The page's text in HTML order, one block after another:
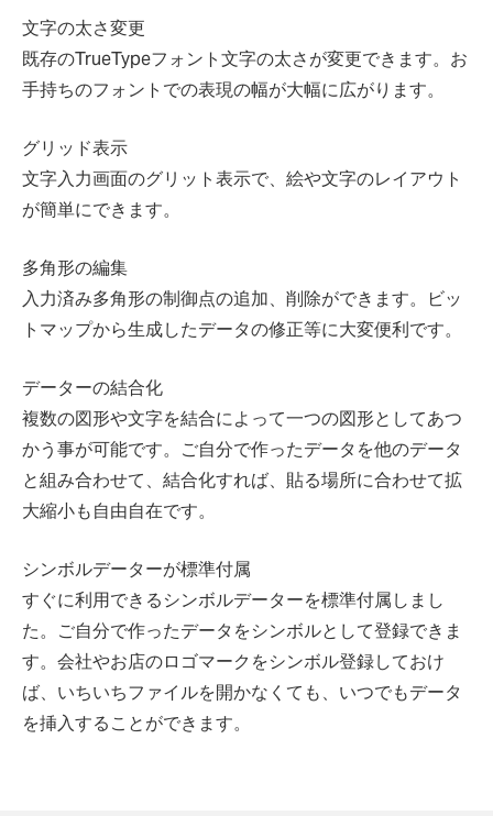
文字の太さ変更
既存のTrueTypeフォント文字の太さが変更できます。お
手持ちのフォントでの表現の幅が大幅に広がります。
グリッド表示
文字入力画面のグリット表示で、絵や文字のレイアウト
が簡単にできます。
多角形の編集
入力済み多角形の制御点の追加、削除ができます。ビッ
トマップから生成したデータの修正等に大変便利です。
データーの結合化
複数の図形や文字を結合によって一つの図形としてあつ
かう事が可能です。ご自分で作ったデータを他のデータ
と組み合わせて、結合化すれば、貼る場所に合わせて拡
大縮小も自由自在です。
シンボルデーターが標準付属
すぐに利用できるシンボルデーターを標準付属しまし
た。ご自分で作ったデータをシンボルとして登録できま
す。会社やお店のロゴマークをシンボル登録しておけ
ば、いちいちファイルを開かなくても、いつでもデータ
を挿入することができます。